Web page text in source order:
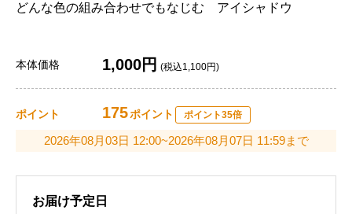
どんな色の組み合わせでもなじむ アイシャドウ
本体価格 1,000円 (税込1,100円)
ポイント 175ポイント ポイント35倍
2026年08月03日 12:00~2026年08月07日 11:59まで
お届け予定日